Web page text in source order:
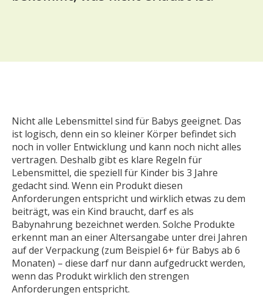
Nicht alle Lebensmittel sind für Babys geeignet. Das
ist logisch, denn ein so kleiner Körper befindet sich
noch in voller Entwicklung und kann noch nicht alles
vertragen. Deshalb gibt es klare Regeln für
Lebensmittel, die speziell für Kinder bis 3 Jahre
gedacht sind. Wenn ein Produkt diesen
Anforderungen entspricht und wirklich etwas zu dem
beiträgt, was ein Kind braucht, darf es als
Babynahrung bezeichnet werden. Solche Produkte
erkennt man an einer Altersangabe unter drei Jahren
auf der Verpackung (zum Beispiel 6+ für Babys ab 6
Monaten) – diese darf nur dann aufgedruckt werden,
wenn das Produkt wirklich den strengen
Anforderungen entspricht.